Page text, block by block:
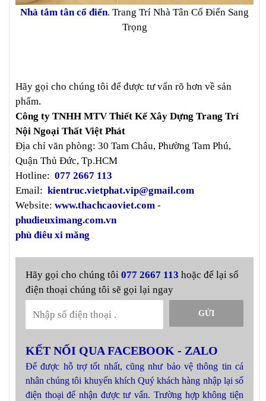
Nhà tắm tân cổ điển. Trang Trí Nhà Tân Cổ Điển Sang
Trọng
Hãy gọi cho chúng tôi để được tư vấn rõ hơn về sản
phẩm.
Công ty TNHH MTV Thiết Kế Xây Dựng Trang Trí
Nội Ngoại Thất Việt Phát
Địa chỉ văn phòng: 30 Tam Châu, Phường Tam Phú,
Quận Thủ Đức, Tp.HCM
Hotline: 077 2667 113
Email: kientruc.vietphat.vip@gmail.com
Website: www.thachcaoviet.com -
phudieuximang.com.vn
phù điêu xi măng
Hãy gọi cho chúng tôi 077 2667 113 hoặc để lại số
điện thoại chúng tôi sẽ gọi lại ngay
GỬI
KẾT NỐI QUA FACEBOOK - ZALO
Để được hỗ trợ tốt nhất, cũng như bảo vệ thông tin cá
nhân chúng tôi khuyến khích Quý khách hàng nhập lại số
điện thoại để nhận được tư vấn. Trường hợp không tiện